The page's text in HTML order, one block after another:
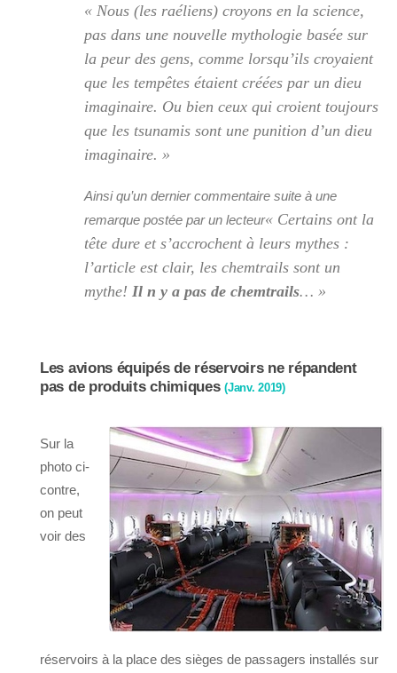
« Nous (les raéliens) croyons en la science,
pas dans une nouvelle mythologie basée sur
la peur des gens, comme lorsqu’ils croyaient
que les tempêtes étaient créées par un dieu
imaginaire. Ou bien ceux qui croient toujours
que les tsunamis sont une punition d’un dieu
imaginaire. »
Ainsi qu’un dernier commentaire suite à une
remarque postée par un lecteur« Certains ont la
tête dure et s’accrochent à leurs mythes :
l’article est clair, les chemtrails sont un
mythe! Il n y a pas de chemtrails… »
Les avions équipés de réservoirs ne répandent
pas de produits chimiques(Janv. 2019)
Sur la
photo ci-
contre,
on peut
voir des
réservoirs à la place des sièges de passagers installés sur